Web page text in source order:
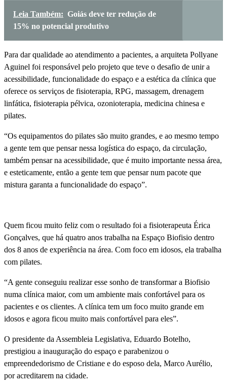
Leia Também: Goiás deve ter redução de
15% no potencial produtivo
Para dar qualidade ao atendimento a pacientes, a arquiteta Pollyane
Aguinel foi responsável pelo projeto que teve o desafio de unir a
acessibilidade, funcionalidade do espaço e a estética da clínica que
oferece os serviços de fisioterapia, RPG, massagem, drenagem
linfática, fisioterapia pélvica, ozonioterapia, medicina chinesa e
pilates.
“Os equipamentos do pilates são muito grandes, e ao mesmo tempo
a gente tem que pensar nessa logística do espaço, da circulação,
também pensar na acessibilidade, que é muito importante nessa área,
e esteticamente, então a gente tem que pensar num pacote que
mistura garanta a funcionalidade do espaço”.
Quem ficou muito feliz com o resultado foi a fisioterapeuta Érica
Gonçalves, que há quatro anos trabalha na Espaço Biofisio dentro
dos 8 anos de experiência na área. Com foco em idosos, ela trabalha
com pilates.
“A gente conseguiu realizar esse sonho de transformar a Biofisio
numa clínica maior, com um ambiente mais confortável para os
pacientes e os clientes. A clínica tem um foco muito grande em
idosos e agora ficou muito mais confortável para eles”.
O presidente da Assembleia Legislativa, Eduardo Botelho,
prestigiou a inauguração do espaço e parabenizou o
empreendedorismo de Cristiane e do esposo dela, Marco Aurélio,
por acreditarem na cidade.